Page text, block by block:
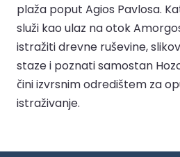
plaža poput Agios Pavlosa.
služi kao ulaz na otok
istražiti drevne ruševine,
staze i poznati samostan
čini izvrsnim odredištem za
istraživanje.